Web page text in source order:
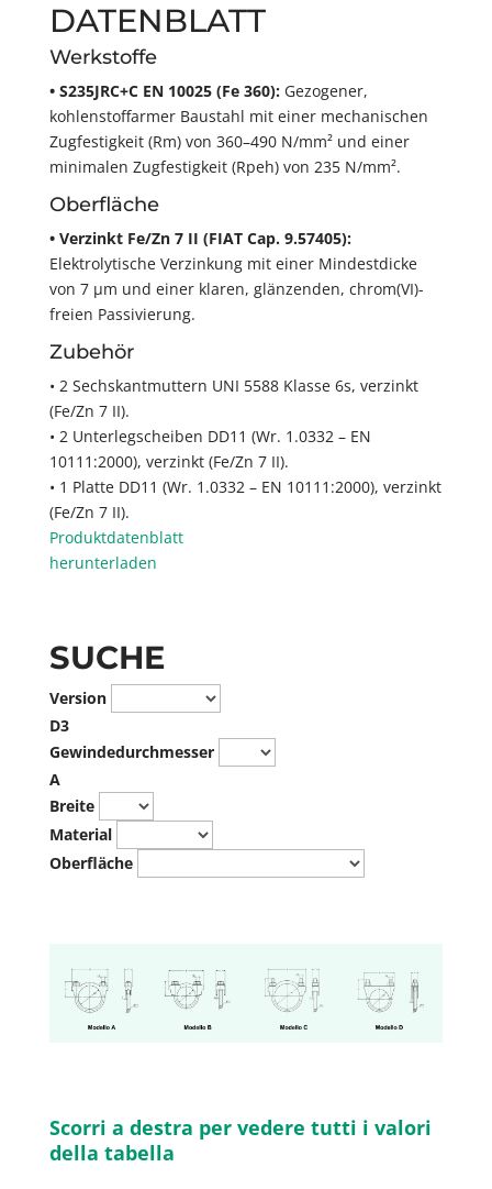
DATENBLATT
Werkstoffe
• S235JRC+C EN 10025 (Fe 360):Gezogener,
kohlenstoffarmer Baustahl mit einer mechanischen
Zugfestigkeit (Rm) von 360–490 N/mm² und einer
minimalen Zugfestigkeit (Rpeh) von 235 N/mm².
Oberfläche
• Verzinkt Fe/Zn 7 II (FIAT Cap. 9.57405):
Elektrolytische Verzinkung mit einer Mindestdicke
von 7 µm und einer klaren, glänzenden, chrom(VI)-
freien Passivierung.
Zubehör
• 2 Sechskantmuttern UNI 5588 Klasse 6s, verzinkt
(Fe/Zn 7 II).
• 2 Unterlegscheiben DD11 (Wr. 1.0332 – EN
10111:2000), verzinkt (Fe/Zn 7 II).
• 1 Platte DD11 (Wr. 1.0332 – EN 10111:2000), verzinkt
(Fe/Zn 7 II).
Produktdatenblatt
herunterladen
SUCHE
Version
D3
Gewindedurchmesser
A
Breite
Material
Oberfläche
Scorri a destra per vedere tutti i valori
della tabella